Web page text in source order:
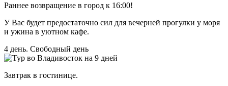
Раннее возвращение в город к 16:00!
У Вас будет предостаточно сил для вечерней прогулки у моря
и ужина в уютном кафе.
4 день. Свободный день
Завтрак в гостинице.